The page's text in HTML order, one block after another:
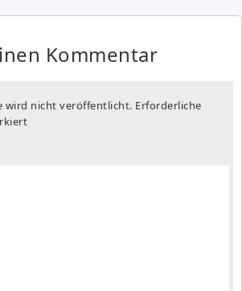
Kommentar
wird nicht veröffentlicht. Erforderliche